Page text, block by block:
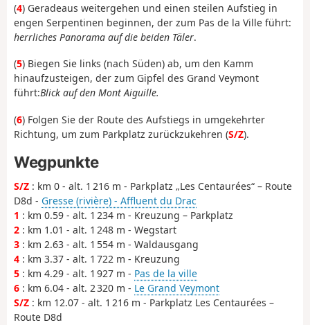
(4) Geradeaus weitergehen und einen steilen Aufstieg in
engen Serpentinen beginnen, der zum Pas de la Ville führt:
herrliches Panorama auf die beiden Täler.
(5) Biegen Sie links (nach Süden) ab, um den Kamm
hinaufzusteigen, der zum Gipfel des Grand Veymont
führt:Blick auf den Mont Aiguille.
(6) Folgen Sie der Route des Aufstiegs in umgekehrter
Richtung, um zum Parkplatz zurückzukehren (S/Z).
Wegpunkte
S/Z : km 0 - alt. 1 216 m - Parkplatz „Les Centaurées“ – Route
D8d - Gresse (rivière) - Affluent du Drac
1 : km 0.59 - alt. 1 234 m - Kreuzung – Parkplatz
2 : km 1.01 - alt. 1 248 m - Wegstart
3 : km 2.63 - alt. 1 554 m - Waldausgang
4 : km 3.37 - alt. 1 722 m - Kreuzung
5 : km 4.29 - alt. 1 927 m - Pas de la ville
6 : km 6.04 - alt. 2 320 m - Le Grand Veymont
S/Z : km 12.07 - alt. 1 216 m - Parkplatz Les Centaurées –
Route D8d